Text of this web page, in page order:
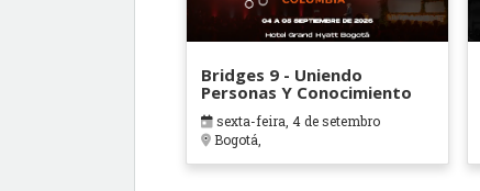
Bridges 9 - Uniendo
Personas Y Conocimiento
sexta-feira, 4 de setembro
Bogotá,